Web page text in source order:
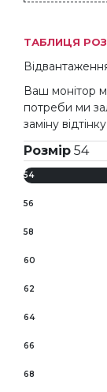
ТАБЛИЦЯ
Ваш монітор
потреби ми
заміну
Розмір 54
54
56
58
60
62
64
66
68